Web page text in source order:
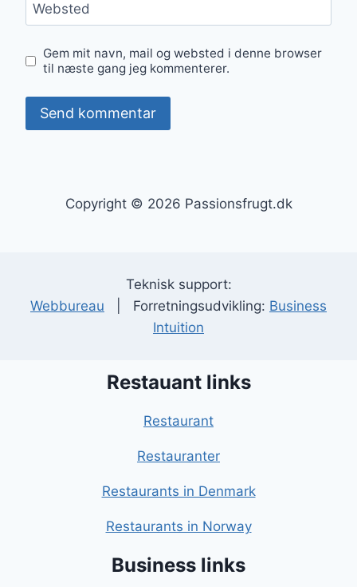
Websted
Gem mit navn, mail og websted i denne browser
til næste gang jeg kommenterer.
Copyright © 2026 Passionsfrugt.dk
Teknisk support:
Webbureau | Forretningsudvikling: Business
Intuition
Restauant links
Restaurant
Restauranter
Restaurants in Denmark
Restaurants in Norway
Business links